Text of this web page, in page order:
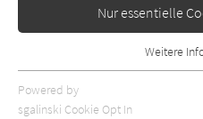
Alle Altersgruppen anzeigen
Nur essentielle
Essentielle Cookies werden für
Webseite benötigt. Dadurch ist
Weitere
Powered by
sgalinski Cookie Opt In